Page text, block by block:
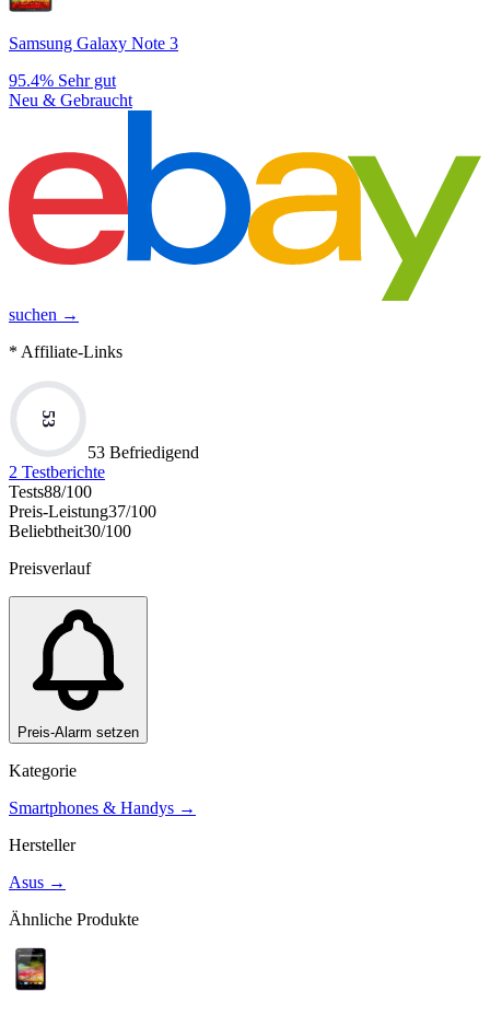
Samsung Galaxy Note 3
95.4% Sehr gut
Neu & Gebraucht
suchen →
* Affiliate-Links
53
53 Befriedigend
2 Testberichte
Tests88/100
Preis-Leistung37/100
Beliebtheit30/100
Preisverlauf
Preis-Alarm setzen
Kategorie
Smartphones & Handys →
Hersteller
Asus →
Ähnliche Produkte